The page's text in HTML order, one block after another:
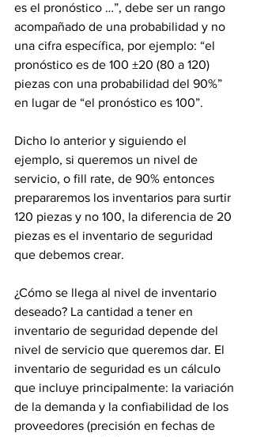
es el pronóstico …”, debe ser un rango
acompañado de una probabilidad y no
una cifra específica, por ejemplo: “el
pronóstico es de 100 ±20 (80 a 120)
piezas con una probabilidad del 90%”
en lugar de “el pronóstico es 100”.
Dicho lo anterior y siguiendo el
ejemplo, si queremos un nivel de
servicio, o fill rate, de 90% entonces
prepararemos los inventarios para surtir
120 piezas y no 100, la diferencia de 20
piezas es el inventario de seguridad
que debemos crear.
¿Cómo se llega al nivel de inventario
deseado? La cantidad a tener en
inventario de seguridad depende del
nivel de servicio que queremos dar. El
inventario de seguridad es un cálculo
que incluye principalmente: la variación
de la demanda y la confiabilidad de los
proveedores (precisión en fechas de